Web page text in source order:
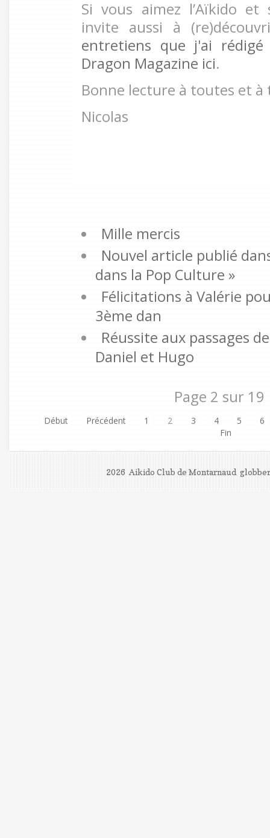
Si vous aimez l’Aïkido
invite aussi à
entretiens que j'ai rédigé
Dragon Magazine ici.
Bonne lecture à toutes et à
Nicolas
Mille mercis
Nouvel article publié
dans la Pop Culture »
Félicitations à Valérie
3ème dan
Réussite aux passages
Daniel et Hugo
Page 2 sur 19
Début Précédent 1 2 3 4 5
6
Fin
2026 Aikido Club de Montarnaud